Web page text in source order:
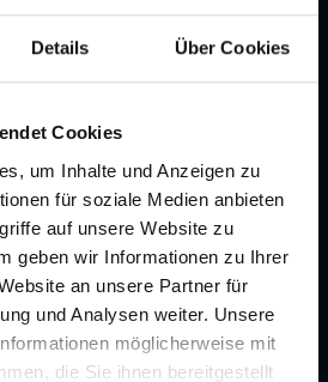
Details Über Cookies
Cookies
um Inhalte und Anzeigen zu
für soziale Medien anbieten
auf unsere Website zu
geben wir Informationen zu Ihrer
an unsere Partner für
und Analysen weiter. Unsere
möglicherweise mit
die Sie ihnen bereitgestellt